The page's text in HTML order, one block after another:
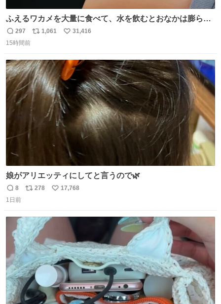
ふえるワカメを大量に食べて、水を飲むとおなかは膨ら
む・・・・！？ ⚠️よい子は絶対マネしないでね⚠️ #夏休み
の自由研究
返
信
297
リ
ト
数
1,061
い
数
31,416
15時間前
娘がアリエッティにしてと言うので🌿
返
信
8
リ
数
278
い
17,768
1日前